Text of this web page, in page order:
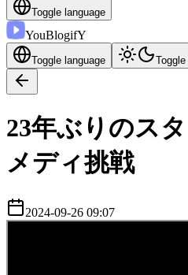
Toggle language
YouBlogifY
Toggle language
23年ぶりのス
メディ挑戦
2024-09-26 09:07